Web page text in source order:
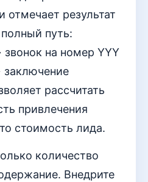
отмечает результат
путь:
на номер YYY
рассчитать
привлечения
стоимость лида.
количество
Внедрите